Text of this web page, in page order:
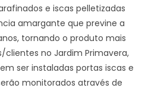
e iscas pelletizadas
amargante que previne a
tornando o produto mais
clientes no Jardim Primavera,
ser instaladas portas iscas e
monitorados através de